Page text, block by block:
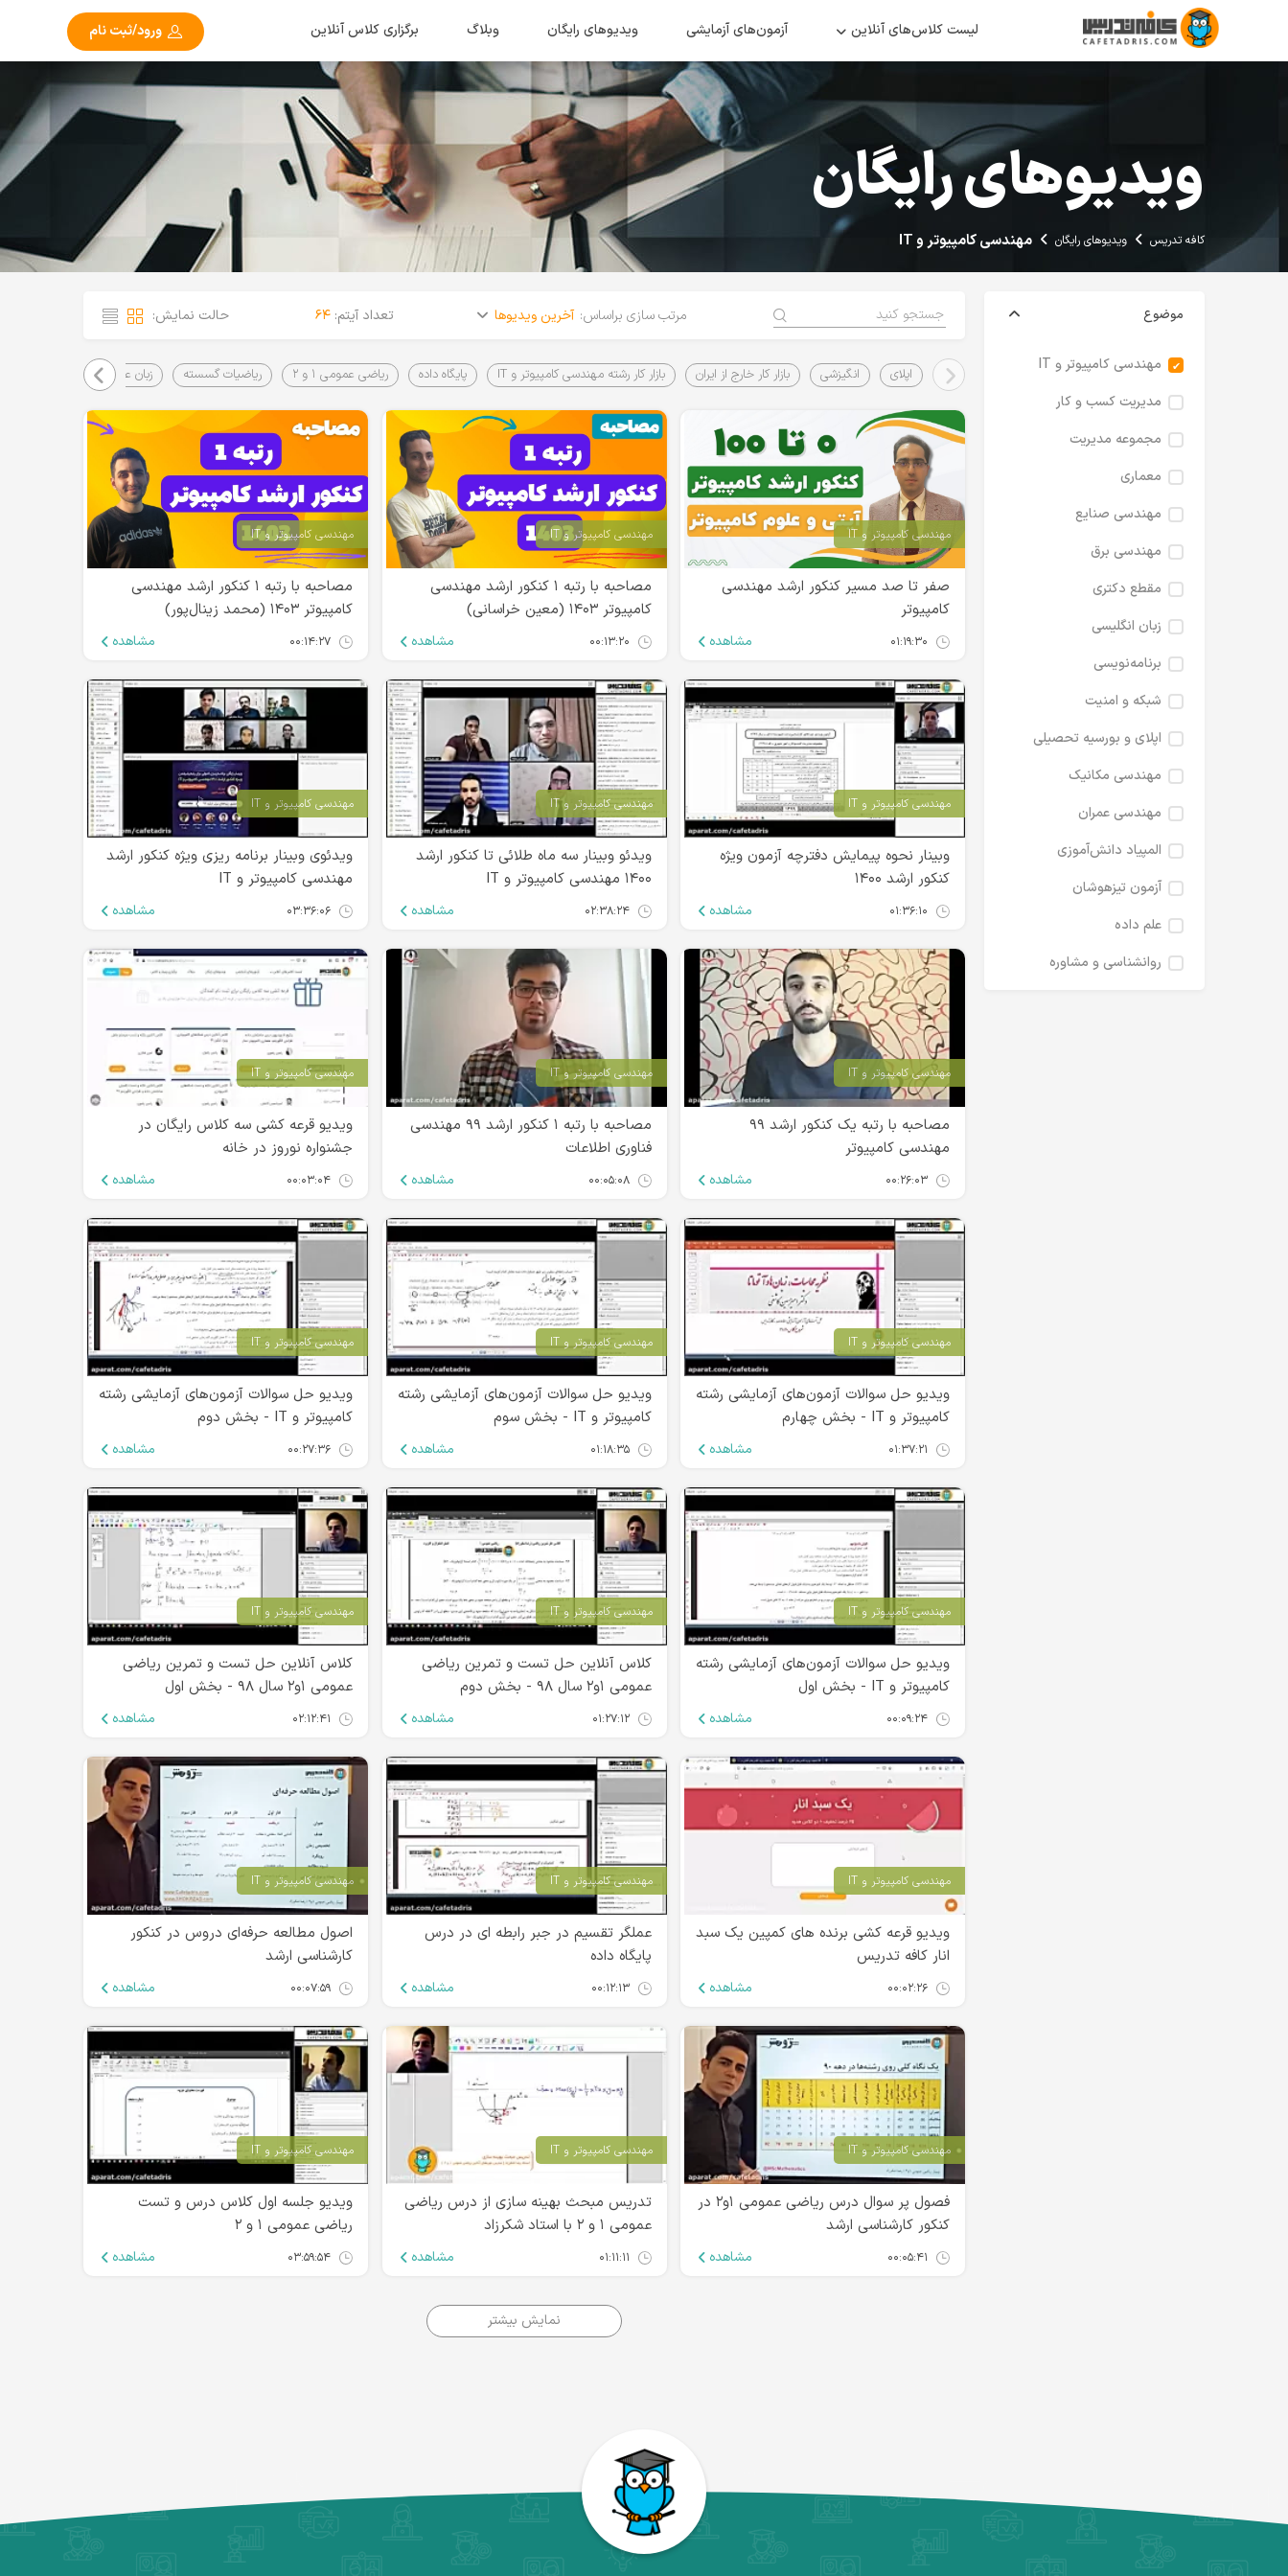
ورود/ثبت نام لیست کلاس‌های آنلاین آزمون‌های آزمایشی ویدیو‌های رایگان وبلاگ برگزاری کلاس آنلاین
ویدیو‌های رایگان
کافه تدریس ویدیوهای رایگان مهندسی کامپیوتر و IT
موضوع
مهندسی کامپیوتر و IT
مدیریت کسب و کار
مجموعه مدیریت
معماری
مهندسی صنایع
مهندسی برق
مقطع دکتری
زبان انگلیسی
برنامه‌نویسی
شبکه و امنیت
اپلای و بورسیه تحصیلی
مهندسی مکانیک
مهندسی عمران
المپیاد دانش‌آموزی
آزمون تیزهوشان
علم داده
روانشناسی و مشاوره
مرتب سازی براساس: آخرین ویدیوها تعداد آیتم: ۶۴ حالت نمایش:
اپلای انگیزشی بازار کار خارج از ایران بازار کار رشته مهندسی کامپیوتر و IT پایگاه داده ریاضی عمومی ۱ و ۲ ریاضیات گسسته زبان عمومی
مهندسی کامپیوتر و IT
صفر تا صد مسیر کنکور ارشد مهندسی
کامپیوتر
۰۱:۱۹:۳۰ مشاهده
مهندسی کامپیوتر و IT
مصاحبه با رتبه ۱ کنکور ارشد مهندسی
کامپیوتر ۱۴۰۳ (معین خراسانی)
۰۰:۱۳:۲۰ مشاهده
مهندسی کامپیوتر و IT
مصاحبه با رتبه ۱ کنکور ارشد مهندسی
کامپیوتر ۱۴۰۳ (محمد زینال‌پور)
۰۰:۱۴:۲۷ مشاهده
مهندسی کامپیوتر و IT
وبینار نحوه پیمایش دفترچه آزمون ویژه
کنکور ارشد ۱۴۰۰
۰۱:۳۶:۱۰ مشاهده
مهندسی کامپیوتر و IT
ویدئو وبینار سه ماه طلائی تا کنکور ارشد
۱۴۰۰ مهندسی کامپیوتر و IT
۰۲:۳۸:۲۴ مشاهده
مهندسی کامپیوتر و IT
ویدئوی وبینار برنامه ریزی ویژه کنکور ارشد
مهندسی کامپیوتر و IT
۰۳:۳۶:۰۶ مشاهده
مهندسی کامپیوتر و IT
مصاحبه با رتبه یک کنکور ارشد ۹۹
مهندسی کامپیوتر
۰۰:۲۶:۰۳ مشاهده
مهندسی کامپیوتر و IT
مصاحبه با رتبه ۱ کنکور ارشد ۹۹ مهندسی
فناوری اطلاعات
۰۰:۰۵:۰۸ مشاهده
مهندسی کامپیوتر و IT
ویدیو قرعه کشی سه کلاس رایگان در
جشنواره نوروز در خانه
۰۰:۰۳:۰۴ مشاهده
مهندسی کامپیوتر و IT
ویدیو حل سوالات آزمون‌های آزمایشی رشته
کامپیوتر و IT - بخش چهارم
۰۱:۳۷:۲۱ مشاهده
مهندسی کامپیوتر و IT
ویدیو حل سوالات آزمون‌های آزمایشی رشته
کامپیوتر و IT - بخش سوم
۰۱:۱۸:۳۵ مشاهده
مهندسی کامپیوتر و IT
ویدیو حل سوالات آزمون‌های آزمایشی رشته
کامپیوتر و IT - بخش دوم
۰۰:۲۷:۳۶ مشاهده
مهندسی کامپیوتر و IT
ویدیو حل سوالات آزمون‌های آزمایشی رشته
کامپیوتر و IT - بخش اول
۰۰:۰۹:۲۴ مشاهده
مهندسی کامپیوتر و IT
کلاس آنلاین حل تست و تمرین ریاضی
عمومی ۱و۲ سال ۹۸ - بخش دوم
۰۱:۲۷:۱۲ مشاهده
مهندسی کامپیوتر و IT
کلاس آنلاین حل تست و تمرین ریاضی
عمومی ۱و۲ سال ۹۸ - بخش اول
۰۲:۱۲:۴۱ مشاهده
مهندسی کامپیوتر و IT
ویدیو قرعه کشی برنده های کمپین یک سبد
انار کافه تدریس
۰۰:۰۲:۲۶ مشاهده
مهندسی کامپیوتر و IT
عملگر تقسیم در جبر رابطه ای در درس
پایگاه داده
۰۰:۱۲:۱۳ مشاهده
مهندسی کامپیوتر و IT
اصول مطالعه حرفه‌ای دروس در کنکور
کارشناسی ارشد
۰۰:۰۷:۵۹ مشاهده
مهندسی کامپیوتر و IT
فصول پر سوال درس ریاضی عمومی ۱و۲ در
کنکور کارشناسی ارشد
۰۰:۰۵:۴۱ مشاهده
مهندسی کامپیوتر و IT
تدریس مبحث بهینه سازی از درس ریاضی
عمومی ۱ و ۲ با استاد شکرزاد
۰۱:۱۱:۱۱ مشاهده
مهندسی کامپیوتر و IT
ویدیو جلسه اول کلاس درس و تست
ریاضی عمومی ۱ و ۲
۰۳:۵۹:۵۴ مشاهده
نمایش بیشتر